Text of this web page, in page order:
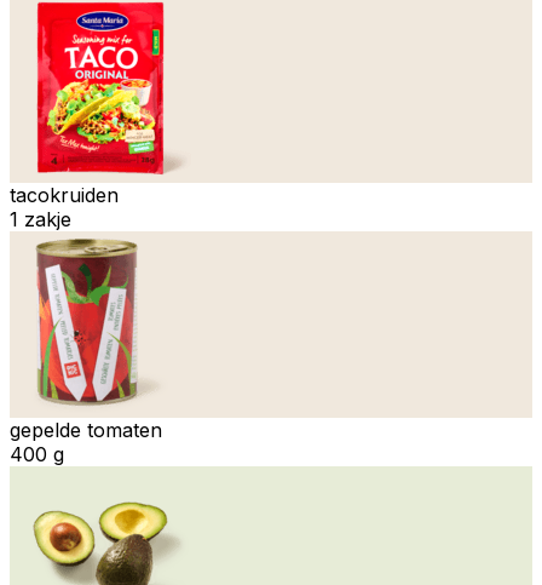
tacokruiden
1 zakje
gepelde tomaten
400 g